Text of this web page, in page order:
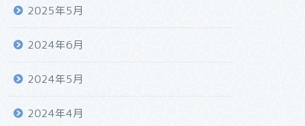
2025年5月
2024年6月
2024年5月
2024年4月